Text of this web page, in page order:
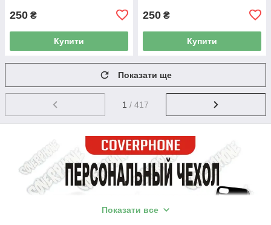
250 ₴
Купити
250 ₴
Купити
Показати ще
1 / 417
Показати все